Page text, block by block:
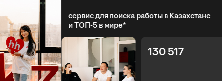
сервис для поиска работы в Казахстане
и ТОП-5 в мире*
130 517